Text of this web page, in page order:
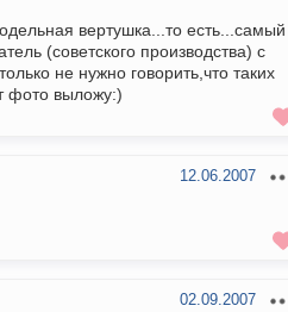
вертушка...то есть...самый
(советского производства) с
не нужно говорить,что таких
фото выложу:)
12.06.2007
02.09.2007